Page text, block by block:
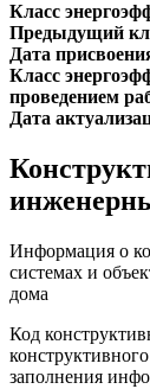
Класс
Предыдущий
Дата
Класс
проведением
Дата
Информация о
системах и
дома
Код
заполнения